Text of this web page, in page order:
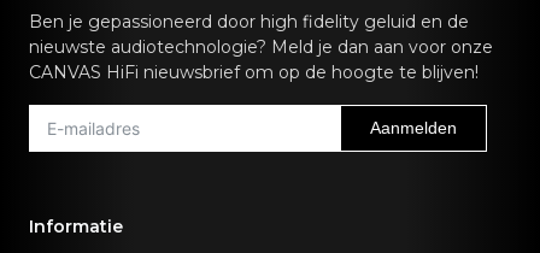
Ben je gepassioneerd door high fidelity geluid en de
nieuwste audiotechnologie? Meld je dan aan voor onze
CANVAS HiFi nieuwsbrief om op de hoogte te blijven!
Aanmelden
Informatie